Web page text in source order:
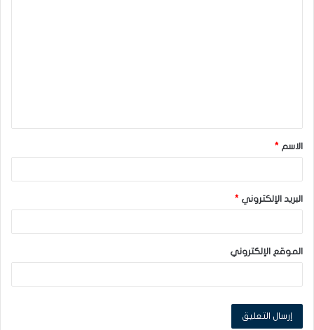
ق
*الاسم *
البريد الإلكتروني *
الموقع الإلكتروني